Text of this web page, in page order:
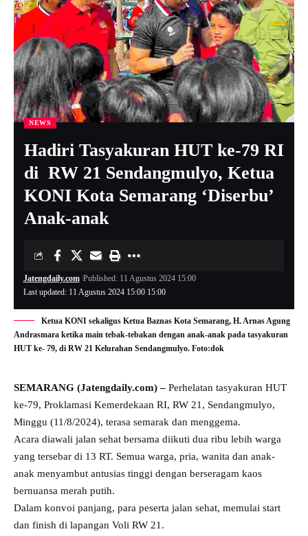
NEWS
Hadiri Tasyakuran HUT ke-79 RI
di RW 21 Sendangmulyo, Ketua
KONI Kota Semarang ‘Diserbu’
Anak-anak
Last updated: 11 Agustus 2024 15:00 15:00
Jatengdaily.com Published: 11 Agustus 2024 15:00
Ketua KONI sekaligus Ketua Baznas Kota Semarang, H. Arnas Agung
Andrasmara ketika main tebak-tebakan dengan anak-anak pada tasyakuran
HUT ke- 79, di RW 21 Kelurahan Sendangmulyo. Foto:dok
SEMARANG (Jatengdaily.com) – Perhelatan tasyakuran HUT
ke-79, Proklamasi Kemerdekaan RI, RW 21, Sendangmulyo,
Minggu (11/8/2024), terasa semarak dan menggema.
Acara diawali jalan sehat bersama diikuti dua ribu lebih warga
yang tersebar di 13 RT. Semua warga, pria, wanita dan anak-
anak menyambut antusias tinggi dengan berseragam kaos
bernuansa merah putih.
Dalam konvoi panjang, para peserta jalan sehat, memulai start
dan finish di lapangan Voli RW 21.